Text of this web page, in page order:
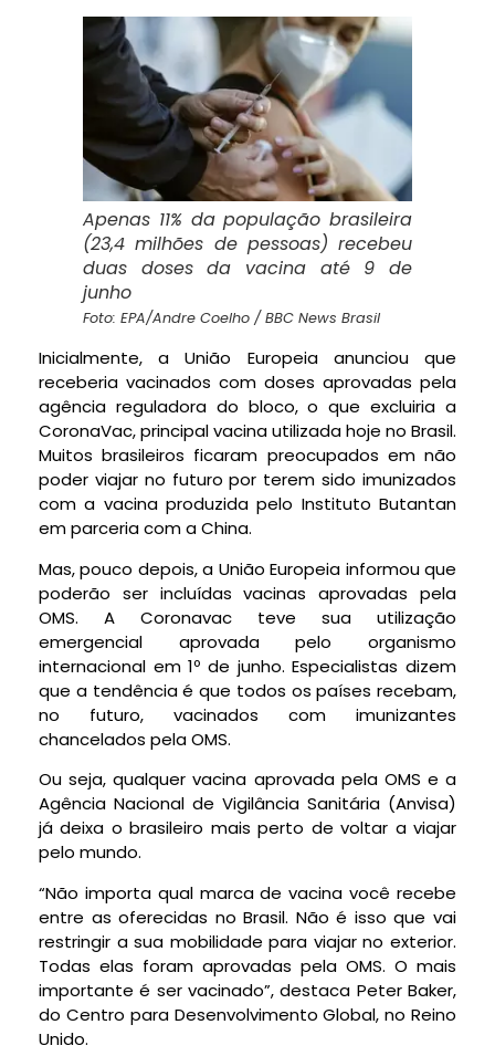
Apenas 11% da população brasileira
(23,4 milhões de pessoas) recebeu
duas doses da vacina até 9 de
junho
Foto: EPA/Andre Coelho / BBC News Brasil
Inicialmente, a União Europeia anunciou que
receberia vacinados com doses aprovadas pela
agência reguladora do bloco, o que excluiria a
CoronaVac, principal vacina utilizada hoje no Brasil.
Muitos brasileiros ficaram preocupados em não
poder viajar no futuro por terem sido imunizados
com a vacina produzida pelo Instituto Butantan
em parceria com a China.
Mas, pouco depois, a União Europeia informou que
poderão ser incluídas vacinas aprovadas pela
OMS. A Coronavac teve sua utilização
emergencial aprovada pelo organismo
internacional em 1º de junho. Especialistas dizem
que a tendência é que todos os países recebam,
no futuro, vacinados com imunizantes
chancelados pela OMS.
Ou seja, qualquer vacina aprovada pela OMS e a
Agência Nacional de Vigilância Sanitária (Anvisa)
já deixa o brasileiro mais perto de voltar a viajar
pelo mundo.
“Não importa qual marca de vacina você recebe
entre as oferecidas no Brasil. Não é isso que vai
restringir a sua mobilidade para viajar no exterior.
Todas elas foram aprovadas pela OMS. O mais
importante é ser vacinado”, destaca Peter Baker,
do Centro para Desenvolvimento Global, no Reino
Unido.